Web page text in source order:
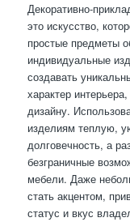
Декоративно-
это искусство,
простые предметы
индивидуальные
создавать
характер
дизайну.
изделиям теплую,
долговечность, а
безграничные
мебели. Даже
стать акцентом,
статус и вкус